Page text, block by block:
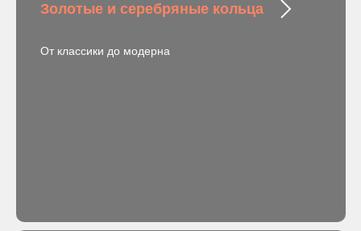
Золотые и серебряные кольца
От классики до модерна